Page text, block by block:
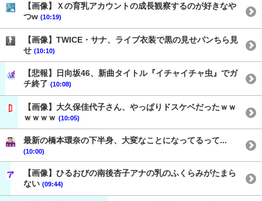
【画像】Ｘの育乳アカウントの成長観察するのが好きなや
つw (10:19)
【画像】TWICE・サナ、ライブ衣装で黒の見せパンちら見
せ (10:10)
【悲報】日向坂46、新曲タイトル『イチャイチャ虫』でガ
チ終了 (10:08)
【画像】大久保佳代子さん、やっぱりドスケベだったｗｗ
ｗｗｗｗ (10:05)
最新の橋本環奈の下半身、大変なことになってるって...
(10:00)
【画像】ひるおびの南後杏子アナの乳のふくらみがたまら
ない (09:44)